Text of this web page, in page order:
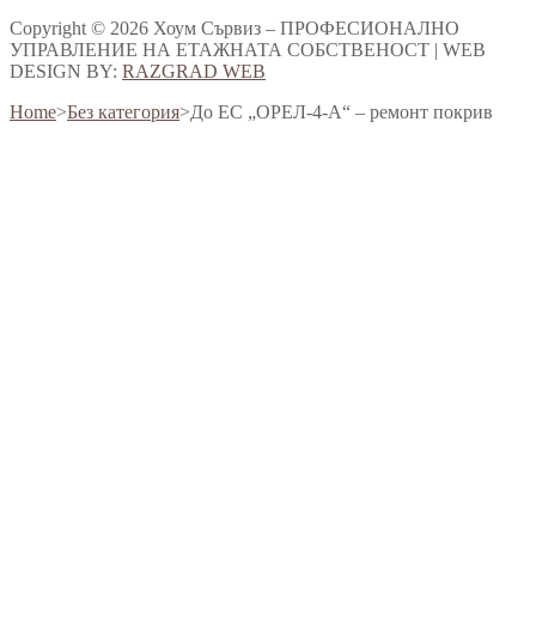
Copyright © 2026 Хоум Сървиз – ПРОФЕСИОНАЛНО
УПРАВЛЕНИЕ НА ЕТАЖНАТА СОБСТВЕНОСТ | WEB
DESIGN BY: RAZGRAD WEB
Home>Без категория>До ЕС „ОРЕЛ-4-А“ – ремонт покрив